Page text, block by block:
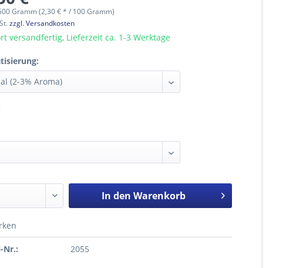
Gramm (2,30 € * / 100 Gramm)
zzgl. Versandkosten
versandfertig, Lieferzeit ca. 1-3 Werktage
In den Warenkorb
Nr.: 2055